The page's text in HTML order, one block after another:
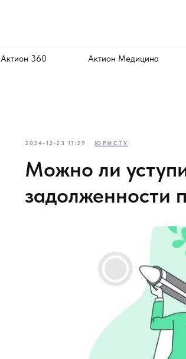
Актион 360 Актион Медицина
2024-12-23 17:29 ЮРИСТУ
Можно ли
задолженности